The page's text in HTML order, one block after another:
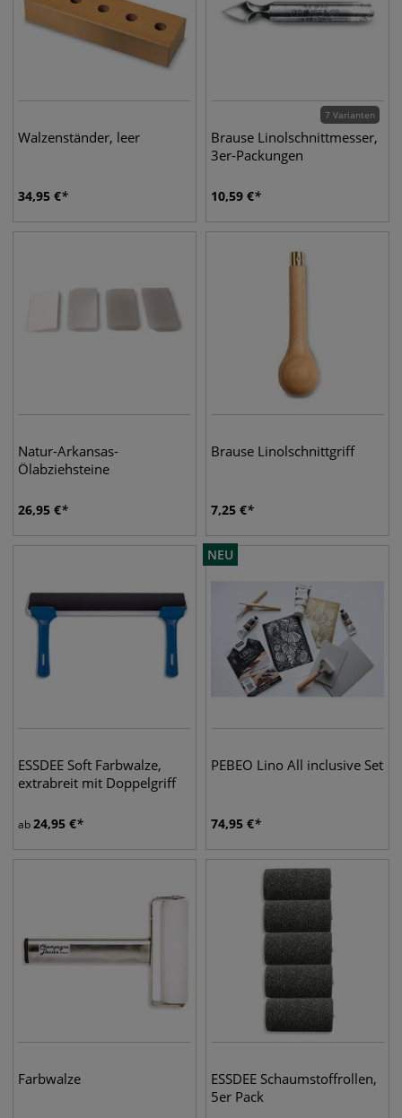
Walzenständer, leer
34,95 €
7 Varianten
Brause Linolschnittmesser,
3er-Packungen
10,59 €
Natur-Arkansas-
Ölabziehsteine
26,95 €
Brause Linolschnittgriff
7,25 €
ESSDEE Soft Farbwalze,
extrabreit mit Doppelgriff
ab24,95 €
NEU
PEBEO Lino All inclusive Set
74,95 €
Farbwalze
ESSDEE Schaumstoffrollen,
5er Pack